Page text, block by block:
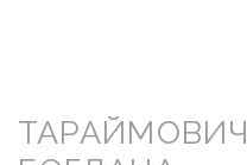
ТАРАЙМОВИЧ